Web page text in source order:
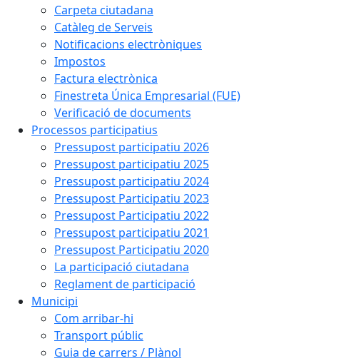
Carpeta ciutadana
Catàleg de Serveis
Notificacions electròniques
Impostos
Factura electrònica
Finestreta Única Empresarial (FUE)
Verificació de documents
Processos participatius
Pressupost participatiu 2026
Pressupost participatiu 2025
Pressupost participatiu 2024
Pressupost Participatiu 2023
Pressupost Participatiu 2022
Pressupost participatiu 2021
Pressupost Participatiu 2020
La participació ciutadana
Reglament de participació
Municipi
Com arribar-hi
Transport públic
Guia de carrers / Plànol